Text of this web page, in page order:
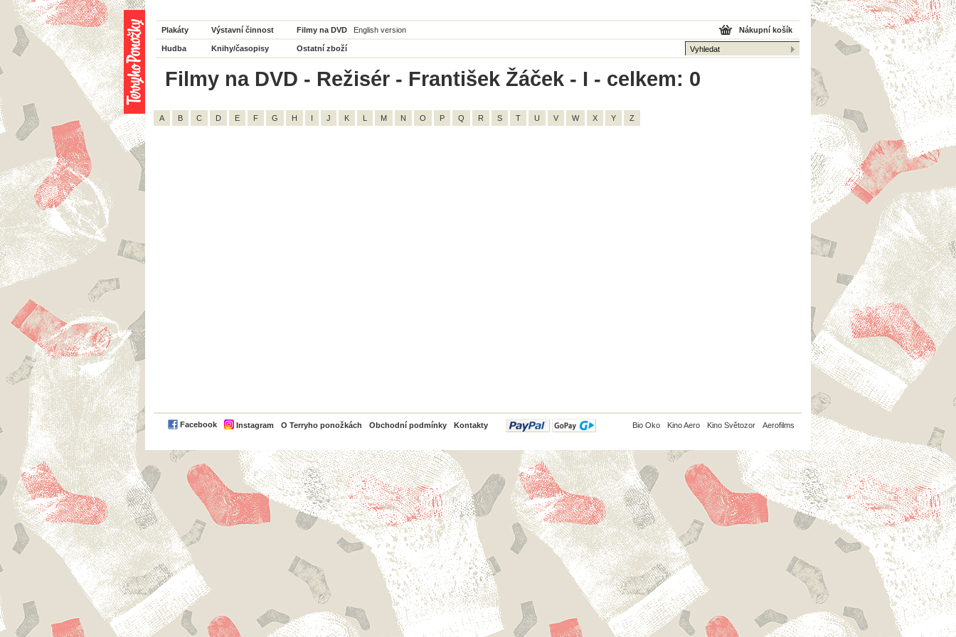
Plakáty Výstavní činnost Filmy na DVD English version
Hudba Knihy/časopisy Ostatní zboží
Nákupní košík
Filmy na DVD - Režisér - František Žáček - I - celkem: 0
A B C D E F G H I J K L M N O P Q R S T U V W X Y Z
Facebook Instagram O Terryho ponožkách Obchodní podmínky Kontakty
PayPal Bio Oko Kino Aero Kino Světozor Aerofilms